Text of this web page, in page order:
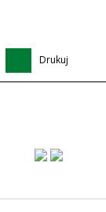
Drukuj